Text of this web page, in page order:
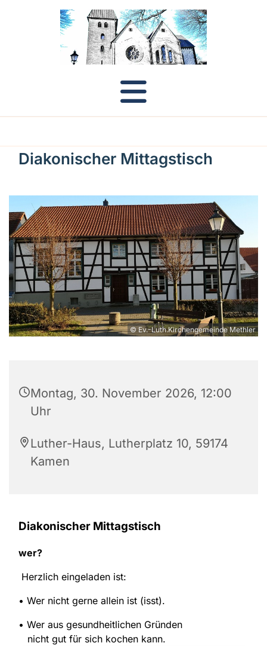
Diakonischer Mittagstisch
© Ev.-Luth.Kirchengemeinde Methler
Montag, 30. November 2026, 12:00
Uhr
Luther-Haus, Lutherplatz 10, 59174
Kamen
Diakonischer Mittagstisch
wer?
Herzlich eingeladen ist:
• Wer nicht gerne allein ist (isst).
• Wer aus gesundheitlichen Gründen
nicht gut für sich kochen kann.